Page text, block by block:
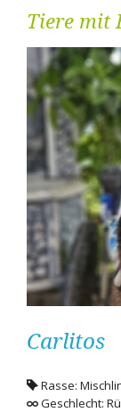
Tiere mit
Carlitos
Rasse:
Geschlecht: